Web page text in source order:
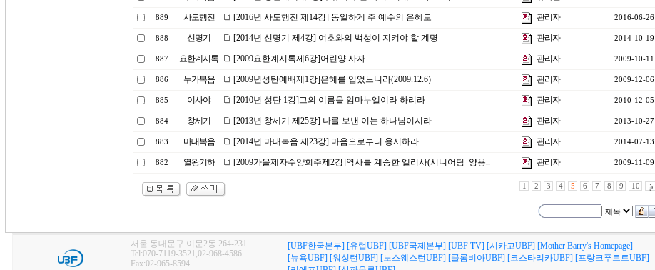
889 사도행전 [2016년 사도행전 제14강] 동일하게 주 예수의 은혜로 관리자 2016-06-26
888 신명기 [2014년 신명기 제4강] 여호와의 백성이 지켜야 할 계명 관리자 2014-10-19
887 요한계시록 [2009요한계시록제6강]어린양 사자 관리자 2009-10-11
886 누가복음 [2009년성탄예배제1강]은혜를 입었느니라(2009.12.6) 관리자 2009-12-06
885 이사야 [2010년 성탄 1강]그의 이름을 임마누엘이라 하리라 관리자 2010-12-05
884 창세기 [2013년 창세기 제25강] 나를 보낸 이는 하나님이시라 관리자 2013-10-27
883 마태복음 [2014년 마태복음 제23강] 마음으로부터 용서하라 관리자 2014-07-13
882 열왕기하 [2009가을제자수양회주제2강]역사를 계승한 엘리사(시니어팀_양용.. 관리자 2009-11-09
1 2 3 4 5 6 7 8 9 10
서울 동대문구 이문2동 264-231
Tel:070-7119-3521,02-968-4586
Fax:02-965-8594
[UBF한국본부] [유럽UBF] [UBF국제본부] [UBF TV] [시카고UBF] [Mother Barry's Homepage]
[뉴욕UBF] [워싱턴UBF] [노스웨스턴UBF] [콜롬비아UBF] [코스타리카UBF] [프랑크푸르트UBF]